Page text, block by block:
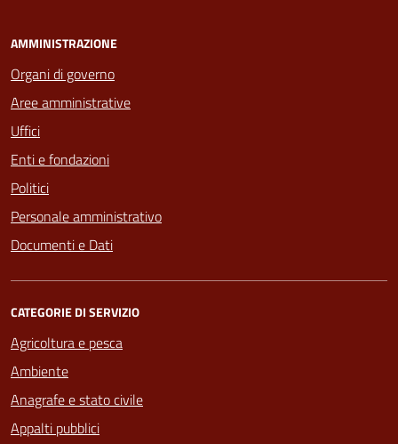
AMMINISTRAZIONE
Organi di governo
Aree amministrative
Uffici
Enti e fondazioni
Politici
Personale amministrativo
Documenti e Dati
CATEGORIE DI SERVIZIO
Agricoltura e pesca
Ambiente
Anagrafe e stato civile
Appalti pubblici